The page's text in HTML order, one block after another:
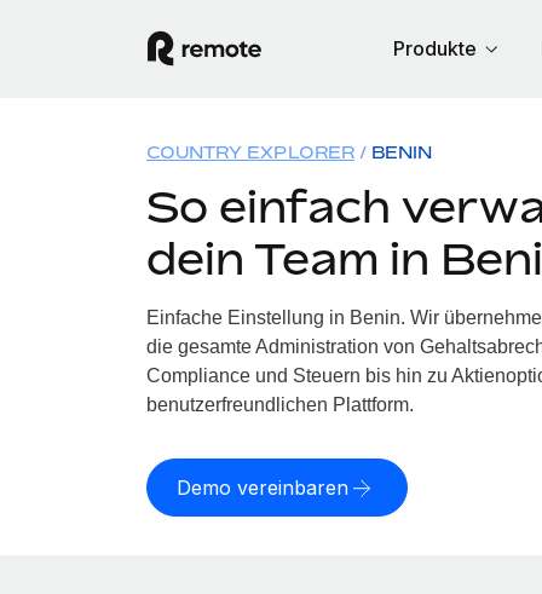
Produkte
COUNTRY EXPLORER BENIN
So einfach
dein Team in
Einfache Einstellung in Benin. Wir
die gesamte Administration von
Compliance und Steuern bis hin zu
benutzerfreundlichen Plattform.
Demo vereinbaren